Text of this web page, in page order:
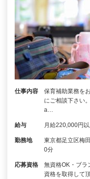
仕事内容
保育補助業務を
にご相談下さい
a…
給与 月給220,000円
勤務地
東京都足立区梅
0分
応募資格
無資格OK・ブ
資格を取得して